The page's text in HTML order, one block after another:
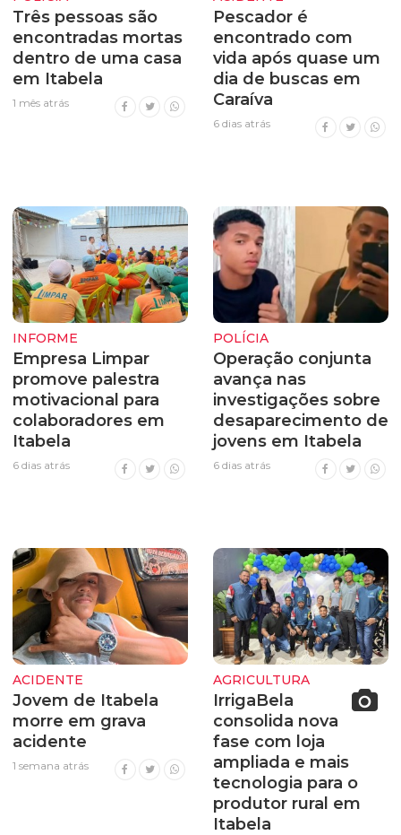
Três pessoas são
encontradas mortas
dentro de uma casa
em Itabela
1 mês atrás
Pescador é
encontrado com
vida após quase um
dia de buscas em
Caraíva
6 dias atrás
INFORME
Empresa Limpar
promove palestra
motivacional para
colaboradores em
Itabela
6 dias atrás
POLÍCIA
Operação conjunta
avança nas
investigações sobre
desaparecimento de
jovens em Itabela
6 dias atrás
ACIDENTE
Jovem de Itabela
morre em grava
acidente
1 semana atrás
AGRICULTURA
IrrigaBela
consolida nova
fase com loja
ampliada e mais
tecnologia para o
produtor rural em
Itabela